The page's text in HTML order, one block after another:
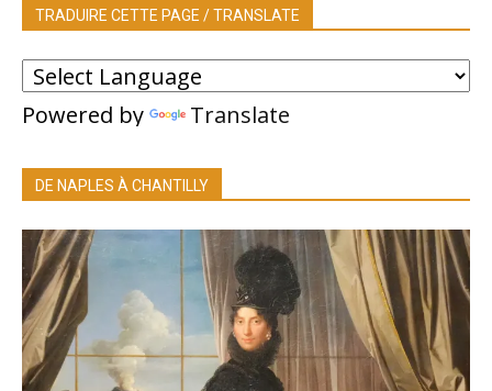
TRADUIRE CETTE PAGE / TRANSLATE
Powered by Translate
DE NAPLES À CHANTILLY